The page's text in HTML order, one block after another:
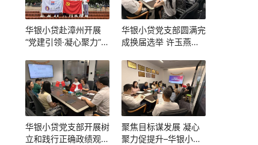
华银小贷赴漳州开展
“党建引领·凝心聚力”主
华银小贷党支部圆满完
成换届选举 许玉燕当
华银小贷党支部开展树
立和践行正确政绩观学
聚焦目标谋发展 凝心
聚力促提升–华银小贷